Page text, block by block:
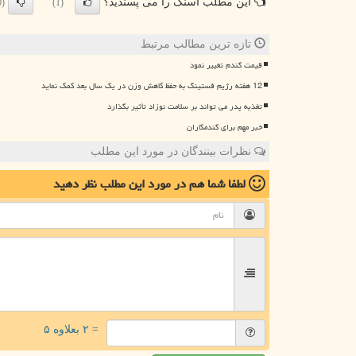
(1)
(0)
تازه ترین مطالب مرتبط
قیمت گندم تغییر نمود
12 هفته رژیم فستینگ به حفظ کاهش وزن در یک سال بعد کمک نماید
تغذیه پدر می تواند بر سلامت نوزاد تأثیر بگذارد
خبر مهم برای گندمکاران
نظرات بینندگان در مورد این مطلب
لطفا شما همدر مورد این مطلبنظر دهید
= ۲ بعلاوه ۵